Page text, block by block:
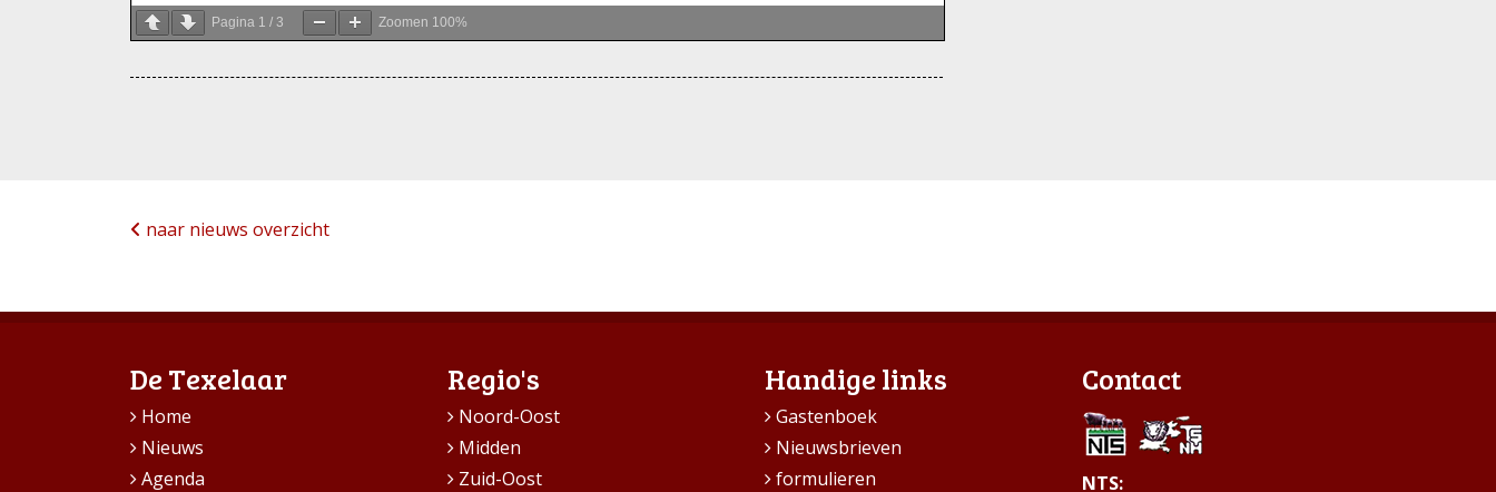
Pagina 1 / 3 Zoomen 100%
naar nieuws overzicht
De Texelaar
Home
Nieuws
Agenda
Regio's
Noord-Oost
Midden
Zuid-Oost
Handige links
Gastenboek
Nieuwsbrieven
formulieren
Contact
NTS: